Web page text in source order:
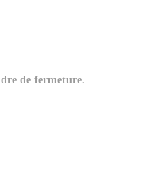
de fermeture.